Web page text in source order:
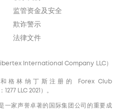
监管资金及安全
欺诈警示
法律文件
International Company LLC）
格林纳丁斯注册的 Forex Club
LLC 2021）。
家声誉卓著的国际集团公司的重要成